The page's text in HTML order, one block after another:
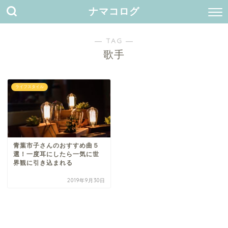
ナマコログ
― TAG ―
歌手
ライフスタイル
青葉市子さんのおすすめ曲５
選！一度耳にしたら一気に世
界観に引き込まれる
2019年9月30日